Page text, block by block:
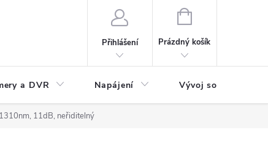
Přihlášení
NÁKUPNÍ
Prázdný košík
a DVR Napájení Vývoj software
11dB, neřiditelný